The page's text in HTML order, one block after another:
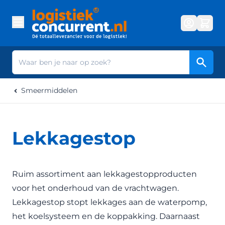
Zoek
Smeermiddelen
Lekkagestop
Ruim assortiment aan lekkagestopproducten
voor het onderhoud van de vrachtwagen.
Lekkagestop stopt lekkages aan de waterpomp,
het koelsysteem en de koppakking. Daarnaast